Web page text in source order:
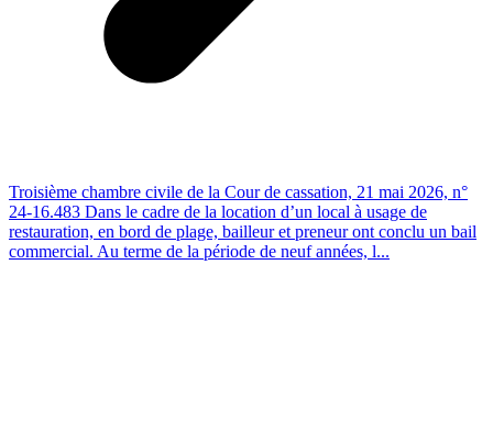
Troisième chambre civile de la Cour de cassation, 21 mai 2026, n°
24-16.483 Dans le cadre de la location d’un local à usage de
restauration, en bord de plage, bailleur et preneur ont conclu un bail
commercial. Au terme de la période de neuf années, l...